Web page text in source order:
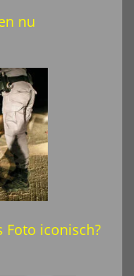
nu
Foto iconisch?